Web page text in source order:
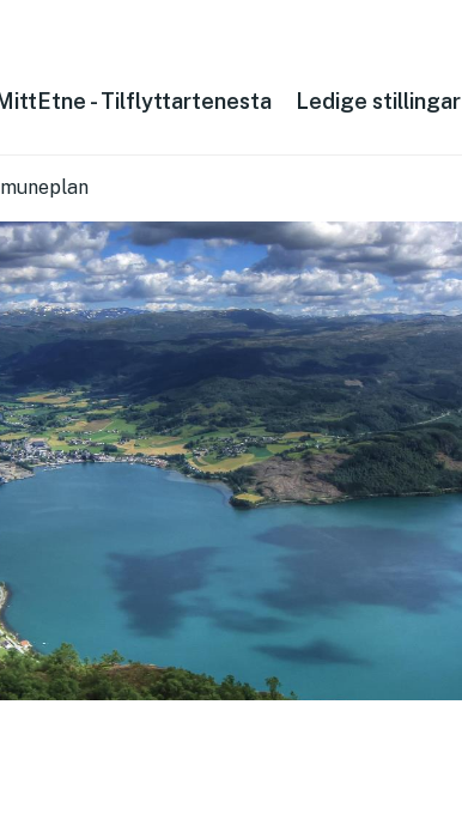
MittEtne - Tilflyttartenesta Ledige stillingar